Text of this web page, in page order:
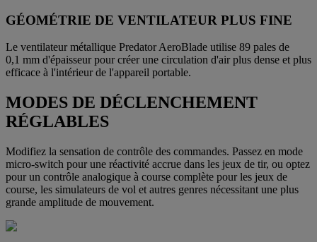
GÉOMÉTRIE DE VENTILATEUR PLUS FINE
Le ventilateur métallique Predator AeroBlade utilise 89 pales de
0,1 mm d'épaisseur pour créer une circulation d'air plus dense et plus
efficace à l'intérieur de l'appareil portable.
MODES DE DÉCLENCHEMENT
RÉGLABLES
Modifiez la sensation de contrôle des commandes. Passez en mode
micro-switch pour une réactivité accrue dans les jeux de tir, ou optez
pour un contrôle analogique à course complète pour les jeux de
course, les simulateurs de vol et autres genres nécessitant une plus
grande amplitude de mouvement.